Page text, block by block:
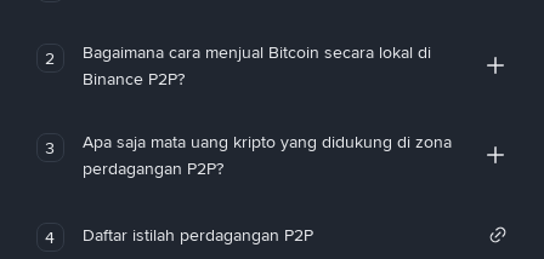
2
Bagaimana cara menjual Bitcoin secara lokal di
Binance P2P?
3
Apa saja mata uang kripto yang didukung di zona
perdagangan P2P?
4 Daftar istilah perdagangan P2P